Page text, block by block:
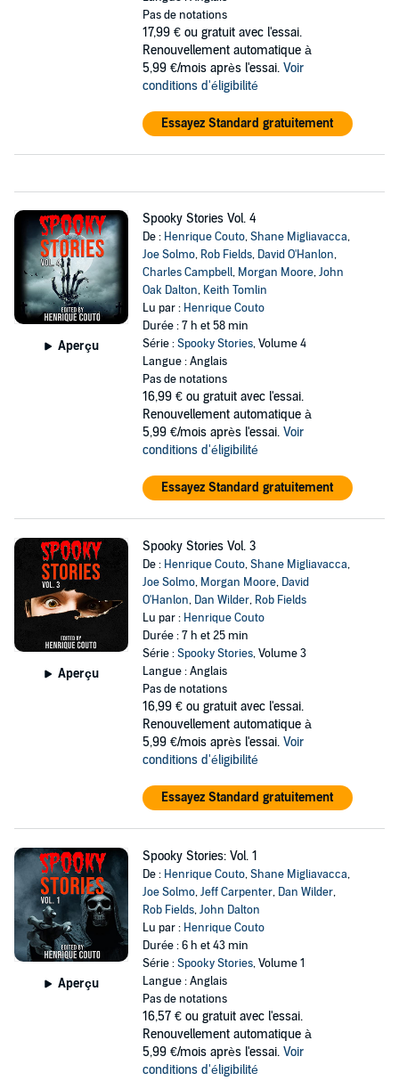
Pas de notations
17,99 € ou gratuit avec l'essai.
Renouvellement automatique à
5,99 €/mois après l'essai. Voir
conditions d'éligibilité
Essayez Standard gratuitement
Aperçu
Spooky Stories Vol. 4
De : Henrique Couto,Shane Migliavacca,
Joe Solmo, Rob Fields, David O'Hanlon,
Charles Campbell, Morgan Moore,John
Oak Dalton, Keith Tomlin
Lu par : Henrique Couto
Durée : 7 h et 58 min
Série :Spooky Stories, Volume 4
Langue : Anglais
Pas de notations
16,99 € ou gratuit avec l'essai.
Renouvellement automatique à
5,99 €/mois après l'essai. Voir
conditions d'éligibilité
Essayez Standard gratuitement
Aperçu
Spooky Stories Vol. 3
De : Henrique Couto,Shane Migliavacca,
Joe Solmo, Morgan Moore, David
O'Hanlon, Dan Wilder, Rob Fields
Lu par : Henrique Couto
Durée : 7 h et 25 min
Série :Spooky Stories, Volume 3
Langue : Anglais
Pas de notations
16,99 € ou gratuit avec l'essai.
Renouvellement automatique à
5,99 €/mois après l'essai. Voir
conditions d'éligibilité
Essayez Standard gratuitement
Aperçu
Spooky Stories: Vol. 1
De : Henrique Couto,Shane Migliavacca,
Joe Solmo,Jeff Carpenter, Dan Wilder,
Rob Fields,John Dalton
Lu par : Henrique Couto
Durée : 6 h et 43 min
Série :Spooky Stories, Volume 1
Langue : Anglais
Pas de notations
16,57 € ou gratuit avec l'essai.
Renouvellement automatique à
5,99 €/mois après l'essai. Voir
conditions d'éligibilité